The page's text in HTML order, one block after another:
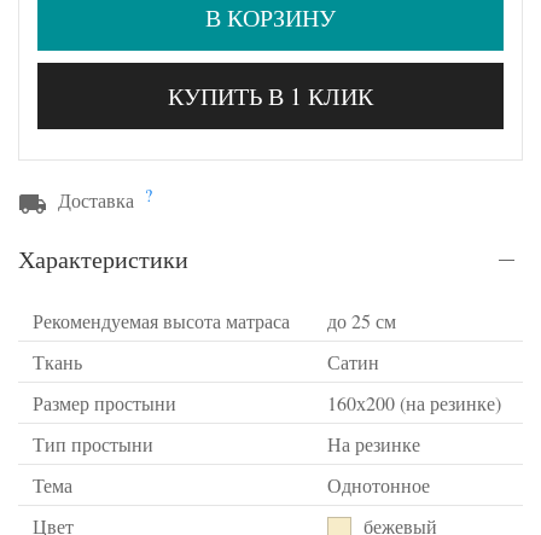
В КОРЗИНУ
КУПИТЬ В 1 КЛИК
Доставка ?
Характеристики
Рекомендуемая высота матраса
до 25 см
Ткань
Сатин
Размер простыни
160х200 (на резинке)
Тип простыни
На резинке
Тема
Однотонное
Цвет
бежевый